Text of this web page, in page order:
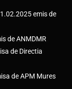
emis de
de ANMDMR
de Directia
de APM Mures